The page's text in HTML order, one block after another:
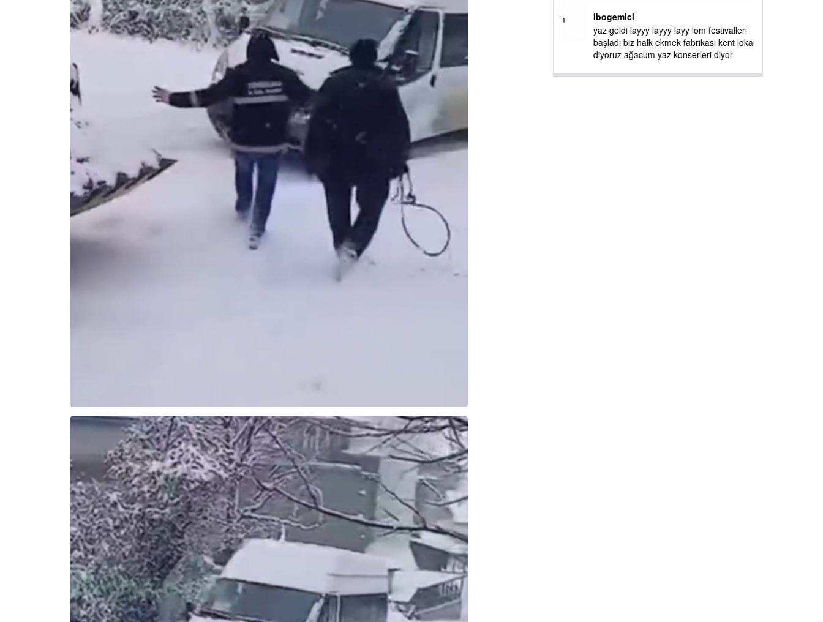
1950 türkiye
ihracati,tütün,kuruüzüm,findik,pamuk krom
mdeni,kafa basi senede 14 dolar
ibogemici
yaz geldi layyy layyy layy lom festivalleri
başladı biz halk ekmek fabrikası kent lokantası
diyoruz ağacum yaz konserleri diyor